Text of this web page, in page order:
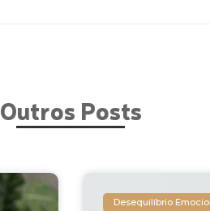
Outros Posts
Desequilíbrio